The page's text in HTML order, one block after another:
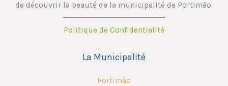
de découvrir la beauté de la municipalité de Portimão.
Politique de Confidentialité
La Municipalité
Portimão